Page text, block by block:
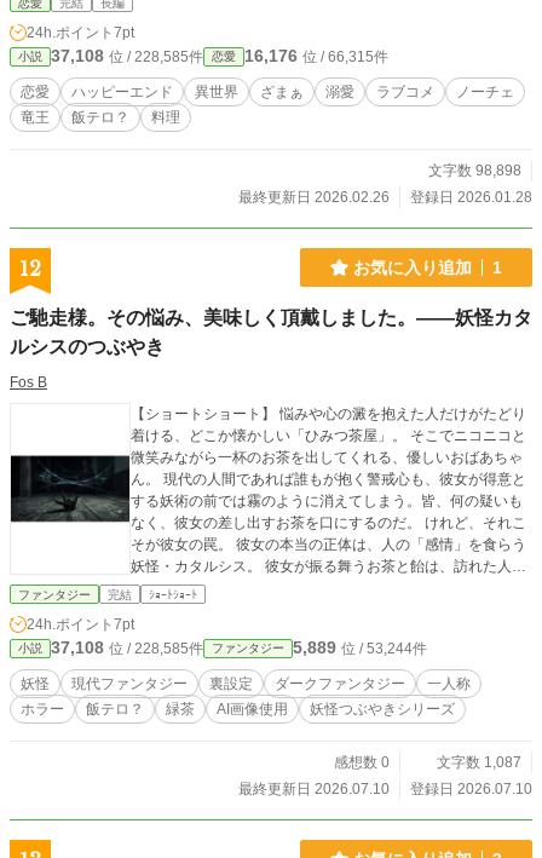
通の人間なら歯が折れる『岩のように硬いステーキ』だったのだが……？ 「う
まい！ こんなに腹に溜まる飯は、生まれて初めてだ！！」 なんとその料理
は、強靭な顎と胃袋を持つ竜人にとって、最高のスタミナ源だった！ 岩石レベ
ルのパン、鉄線のようなパスタ、鈍器になるクッキー。リリアナが作る硬い料理
は、竜王を元気にし、兵士を強化し、いつしか国中から崇拝されることに。 こ
れは、料理で幸せを掴んだ出戻り聖女の、痛快ハッピーエンドストーリー。
24h.ポイント 7pt
小説 37,108 位 / 228,585件 恋愛 16,176 位 / 66,315件
恋愛 ハッピーエンド 異世界 ざまぁ 溺愛 ラブコメ
ノーチェ
竜王
飯テロ？ 料理
文字数 98,898
最終更新日 2026.02.26
登録日 2026.01.28
12 お気に入り追加 1
ご馳走様。その悩み、美味しく頂戴しました。――妖怪カタ
ルシスのつぶやき
Fos B
【ショートショート】 悩みや心の澱を抱えた人だけがたどり
着ける、どこか懐かしい「ひみつ茶屋」。 そこでニコニコと
微笑みながら一杯のお茶を出してくれる、優しいおばあちゃ
ん。 現代の人間であれば誰もが抱く警戒心も、彼女が得意と
する妖術の前では霧のように消えてしまう。皆、何の疑いも
なく、彼女の差し出すお茶を口にするのだ。 けれど、それこ
そが彼女の罠。 彼女の本当の正体は、人の「感情」を食らう
妖怪・カタルシス。 彼女が振る舞うお茶と飴は、訪れた人の
心を癒やすためではなく、彼女の好みの味に「感情を調味」
日はどんな悩みが私のもとに届くのかしら？」 縁側で繰り広
げられる、美食家妖怪のつぶやき。
ファンタジー 完結 ｼｮｰﾄｼｮｰﾄ
24h.ポイント 7pt
小説 37,108 位 / 228,585件 ファンタジー 5,889 位 / 53,244件
妖怪 現代ファンタジー 裏設定 ダークファンタジー
一人称
ホラー
飯テロ？ 緑茶 AI画像使用 妖怪つぶやきシリーズ
感想数 0
文字数 1,087
最終更新日 2026.07.10
登録日 2026.07.10